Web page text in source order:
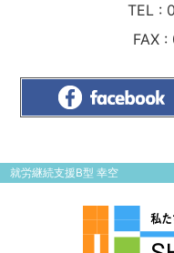
TEL :
FAX
就労継続支援B型 幸空